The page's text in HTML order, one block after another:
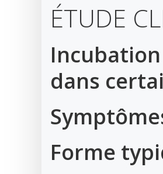
ÉTUDE
dans
Forme